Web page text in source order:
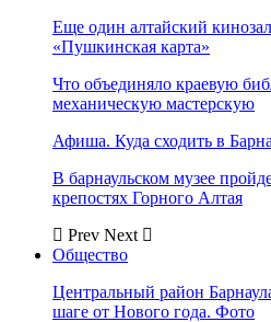
Еще один алтайский
«Пушкинская карта»
Что объединяло краевую
механическую мастерскую
Афиша. Куда сходить в
В барнаульском музее
крепостях Горного Алтая
Prev Next
Общество
Центральный район
шаге от Нового года. Фото